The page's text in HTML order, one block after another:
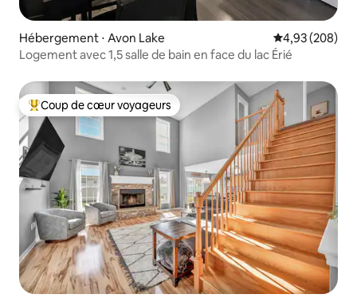
Hébergement ⋅ Avon Lake Évaluation
4,93 (208)
Logement avec 1,5 salle de bain en face du lac Érié
Coups de cœur voyageurs les plus appréciés
Coup de cœur voyageurs